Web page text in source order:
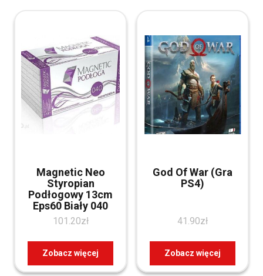
Magnetic Neo
Styropian
Podłogowy 13cm
Eps60 Biały 040
101.20zł
Zobacz więcej
God Of War (Gra
PS4)
41.90zł
Zobacz więcej